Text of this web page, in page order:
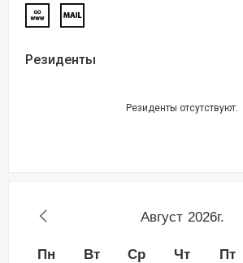
Резиденты
Резиденты отсутствуют.
Август 2026г.
Пн Вт Ср Чт Пт